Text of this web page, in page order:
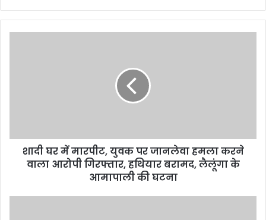
शादी घर में मारपीट, युवक पर जानलेवा हमला करने
वाला आरोपी गिरफ्तार, हथियार बरामद, लैलूंगा के
आमापाली की घटना